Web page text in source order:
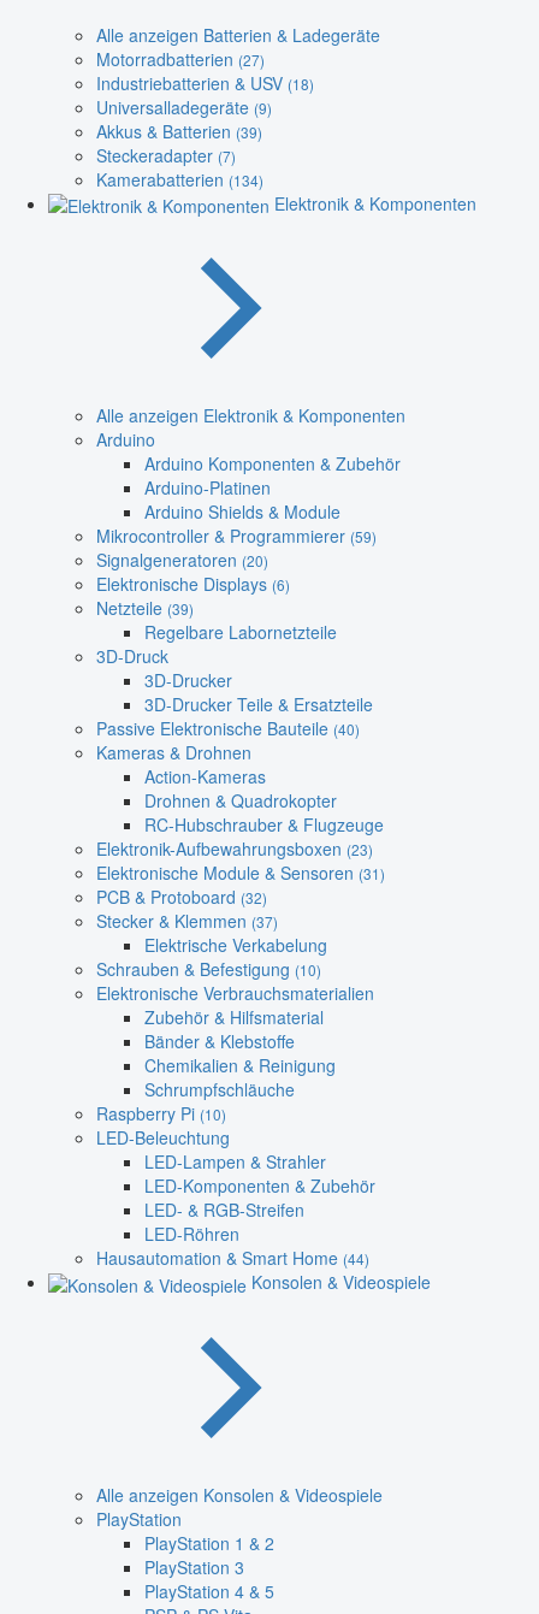
Alle anzeigen Batterien & Ladegeräte
Motorradbatterien (27)
Industriebatterien & USV (18)
Universalladegeräte (9)
Akkus & Batterien (39)
Steckeradapter (7)
Kamerabatterien (134)
Elektronik & Komponenten
Alle anzeigen Elektronik & Komponenten
Arduino
Arduino Komponenten & Zubehör
Arduino-Platinen
Arduino Shields & Module
Mikrocontroller & Programmierer (59)
Signalgeneratoren (20)
Elektronische Displays (6)
Netzteile (39)
Regelbare Labornetzteile
3D-Druck
3D-Drucker
3D-Drucker Teile & Ersatzteile
Passive Elektronische Bauteile (40)
Kameras & Drohnen
Action-Kameras
Drohnen & Quadrokopter
RC-Hubschrauber & Flugzeuge
Elektronik-Aufbewahrungsboxen (23)
Elektronische Module & Sensoren (31)
PCB & Protoboard (32)
Stecker & Klemmen (37)
Elektrische Verkabelung
Schrauben & Befestigung (10)
Elektronische Verbrauchsmaterialien
Zubehör & Hilfsmaterial
Bänder & Klebstoffe
Chemikalien & Reinigung
Schrumpfschläuche
Raspberry Pi (10)
LED-Beleuchtung
LED-Lampen & Strahler
LED-Komponenten & Zubehör
LED- & RGB-Streifen
LED-Röhren
Hausautomation & Smart Home (44)
Konsolen & Videospiele
Alle anzeigen Konsolen & Videospiele
PlayStation
PlayStation 1 & 2
PlayStation 3
PlayStation 4 & 5